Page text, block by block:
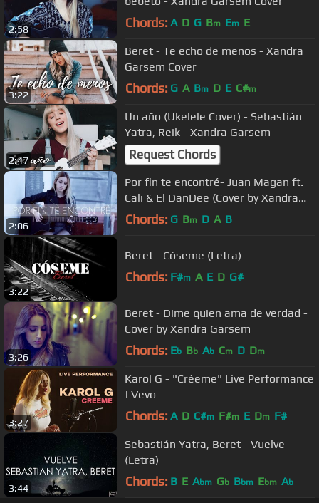
2:58 Chords: A D G Bm Em E
3:22
Beret - Te echo de menos - Xandra
Garsem Cover
Chords: G A Bm D E C#m
2:47
Un año (Ukelele Cover) - Sebastián
Yatra, Reik - Xandra Garsem
Request Chords
2:06
Por fin te encontré- Juan Magan ft.
Cali & El DanDee (Cover by Xandra
Garsem)
Chords: G Bm D A B
3:22
Beret - Cóseme (Letra)
Chords: F#m A E D G#
3:26
Beret - Dime quien ama de verdad -
Cover by Xandra Garsem
Chords: Eb Bb Ab Cm D Dm
3:27
Karol G - "Créeme" Live Performance
| Vevo
Chords: A D C#m F#m E Dm F#
3:44
Sebastián Yatra, Beret - Vuelve
(Letra)
Chords: B E Abm Gb Bbm Ebm Ab